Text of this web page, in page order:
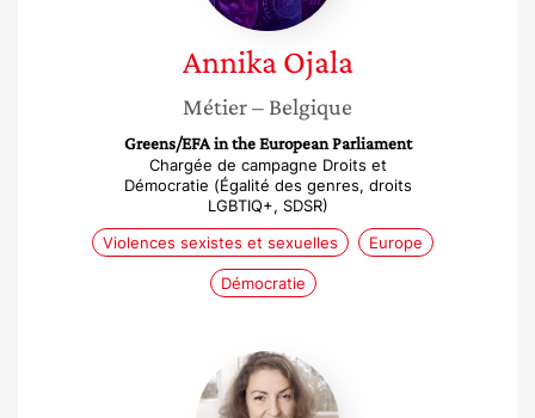
Annika Ojala
Métier– Belgique
Greens/EFA in the European Parliament
Chargée de campagne Droits et
Démocratie (Égalité des genres, droits
LGBTIQ+, SDSR)
Violences sexistes et sexuelles
Europe
Démocratie
Yvette
Ramos